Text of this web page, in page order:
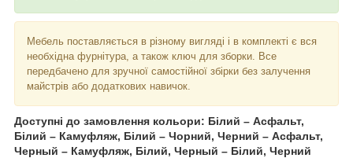
Мебель поставляється в різному вигляді і в комплекті є вся
необхідна фурнітура, а також ключ для зборки. Все
передбачено для зручної самостійної збірки без залучення
майстрів або додаткових навичок.
Доступні до замовлення кольори: Білий – Асфальт,
Білий – Камуфляж, Білий – Чорний, Черний – Асфальт,
Черный – Камуфляж, Білий, Черный – Білий, Черний